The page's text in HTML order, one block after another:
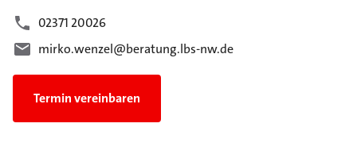
02371 20026
mirko.wenzel@beratung.lbs-nw.de
Termin vereinbaren